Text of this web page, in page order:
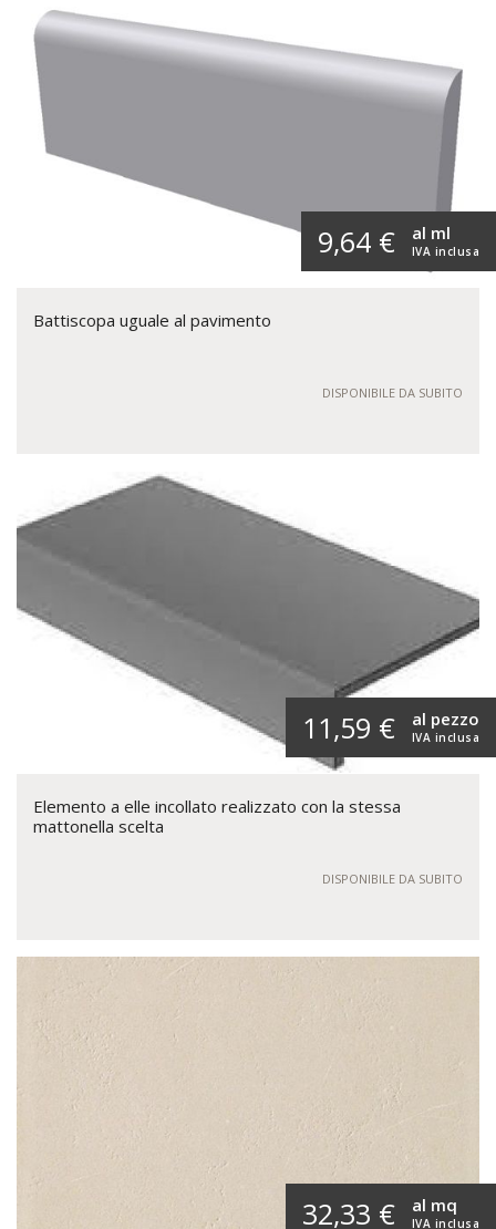
9,64 € IVA inclusa
al ml
Battiscopa uguale al pavimento
DISPONIBILE DA SUBITO
11,59 € IVA inclusa
al pezzo
Elemento a elle incollato realizzato con la stessa
mattonella scelta
DISPONIBILE DA SUBITO
32,33 € IVA inclusa
al mq